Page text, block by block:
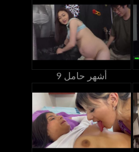
9 أشهر حامل